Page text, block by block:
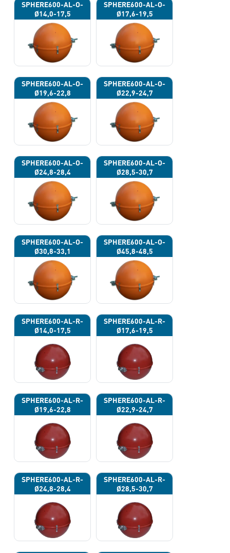
SPHERE600-AL-O-
Ø14,0-17,5
SPHERE600-AL-O-
Ø17,6-19,5
SPHERE600-AL-O-
Ø19,6-22,8
SPHERE600-AL-O-
Ø22,9-24,7
SPHERE600-AL-O-
Ø24,8-28,4
SPHERE600-AL-O-
Ø28,5-30,7
SPHERE600-AL-O-
Ø30,8-33,1
SPHERE600-AL-O-
Ø45,8-48,5
SPHERE600-AL-R-
Ø14,0-17,5
SPHERE600-AL-R-
Ø17,6-19,5
SPHERE600-AL-R-
Ø19,6-22,8
SPHERE600-AL-R-
Ø22,9-24,7
SPHERE600-AL-R-
Ø24,8-28,4
SPHERE600-AL-R-
Ø28,5-30,7